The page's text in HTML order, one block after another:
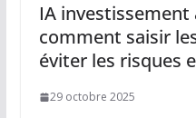
IA investissement
comment saisir
éviter les risques
29 octobre 2025